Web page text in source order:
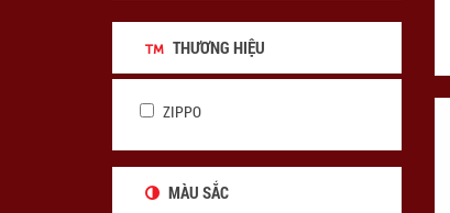
THƯƠNG HIỆU
ZIPPO
MÀU SẮC